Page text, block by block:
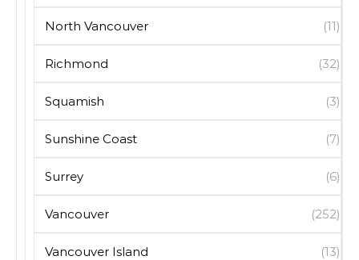
North Vancouver (11)
Richmond (32)
Squamish (3)
Sunshine Coast (7)
Surrey (6)
Vancouver (252)
Vancouver Island (13)